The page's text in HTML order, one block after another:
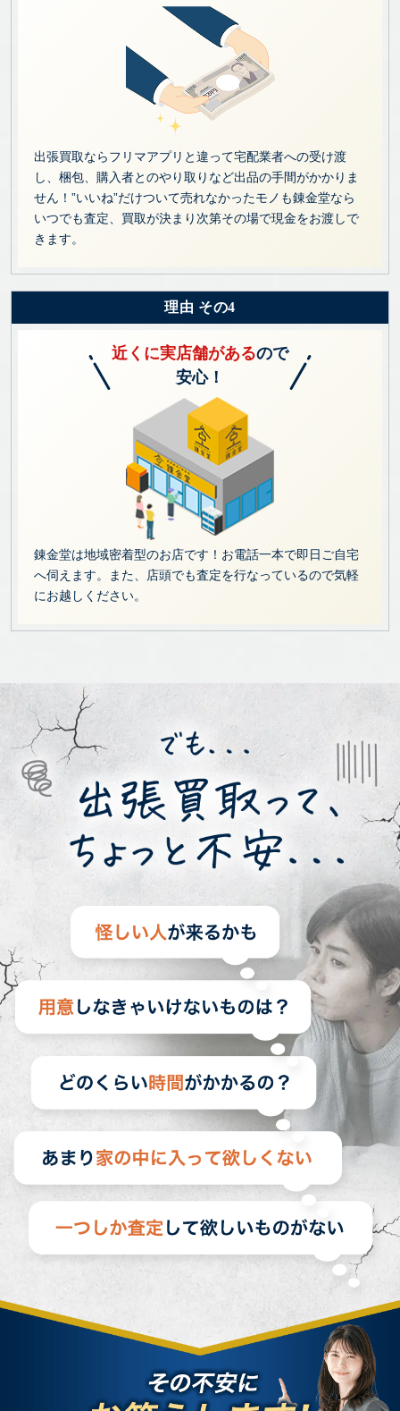
出張買取ならフリマアプリと違って宅配業者への受け渡
し、梱包、購入者とのやり取りなど出品の手間がかかりま
せん！”いいね”だけついて売れなかったモノも錬金堂なら
いつでも査定、買取が決まり次第その場で現金をお渡しで
きます。
理由 その4
近くに実店舗があるので
安心！
錬金堂は地域密着型のお店です！お電話一本で即日ご自宅
へ伺えます。また、店頭でも査定を行なっているので気軽
にお越しください。